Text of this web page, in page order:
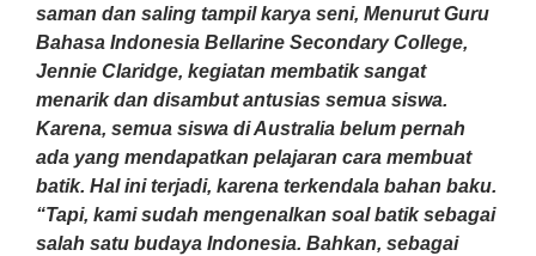
saman dan saling tampil karya seni, Menurut Guru
Bahasa Indonesia Bellarine Secondary College,
Jennie Claridge, kegiatan membatik sangat
menarik dan disambut antusias semua siswa.
Karena, semua siswa di Australia belum pernah
ada yang mendapatkan pelajaran cara membuat
batik. Hal ini terjadi, karena terkendala bahan baku.
“Tapi, kami sudah mengenalkan soal batik sebagai
salah satu budaya Indonesia. Bahkan, sebagai